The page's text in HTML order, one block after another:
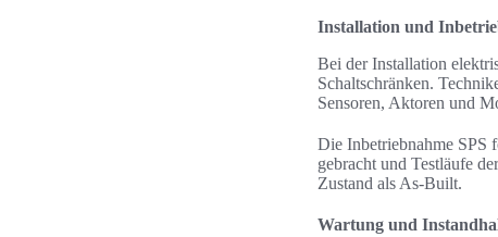
Installation und
Bei der Installation
Schaltschränken.
Sensoren, Aktoren und
Die Inbetriebnahme SPS
gebracht und Testläufe
Zustand als As‑Built.
Wartung und